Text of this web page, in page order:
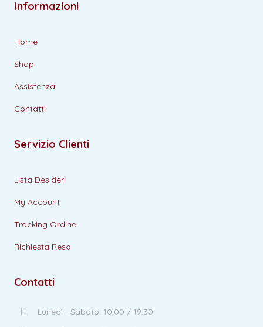
Informazioni
Home
Shop
Assistenza
Contatti
Servizio Clienti
Lista Desideri
My Account
Tracking Ordine
Richiesta Reso
Contatti
Lunedì - Sabato: 10:00 / 19:30